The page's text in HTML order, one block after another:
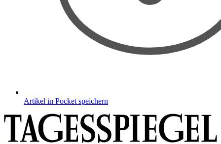
Artikel in Pocket speichern